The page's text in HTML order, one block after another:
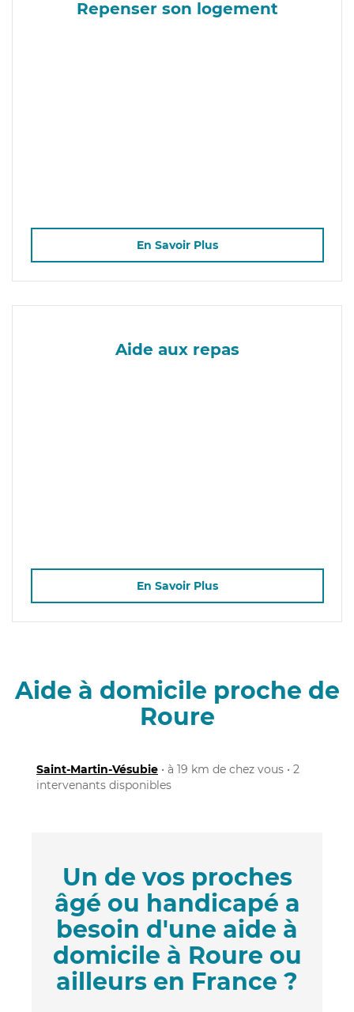
Repenser son logement
En Savoir Plus
Aide aux repas
En Savoir Plus
Aide à domicile proche de
Roure
Saint-Martin-Vésubie • à 19 km de chez vous • 2
intervenants disponibles
Un de vos proches
âgé ou handicapé a
besoin d'une aide à
domicile à Roure ou
ailleurs en France ?